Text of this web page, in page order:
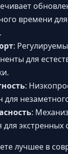
времени
:
для
:
для
:
для экстренных
лучшее в